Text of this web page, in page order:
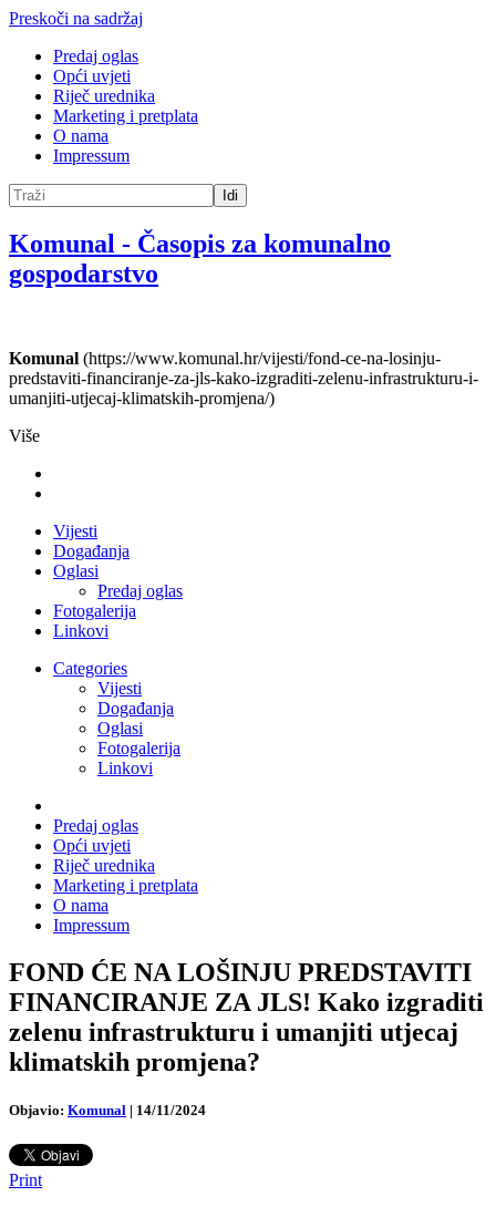
Preskoči na sadržaj
Predaj oglas
Opći uvjeti
Riječ urednika
Marketing i pretplata
O nama
Impressum
Idi
Komunal - Časopis za komunalno
gospodarstvo
Komunal (https://www.komunal.hr/vijesti/fond-ce-na-losinju-
predstaviti-financiranje-za-jls-kako-izgraditi-zelenu-infrastrukturu-i-
umanjiti-utjecaj-klimatskih-promjena/)
Više
Vijesti
Događanja
Oglasi
Predaj oglas
Fotogalerija
Linkovi
Categories
Vijesti
Događanja
Oglasi
Fotogalerija
Linkovi
Predaj oglas
Opći uvjeti
Riječ urednika
Marketing i pretplata
O nama
Impressum
FOND ĆE NA LOŠINJU PREDSTAVITI
FINANCIRANJE ZA JLS! Kako izgraditi
zelenu infrastrukturu i umanjiti utjecaj
klimatskih promjena?
Objavio: Komunal | 14/11/2024
Print